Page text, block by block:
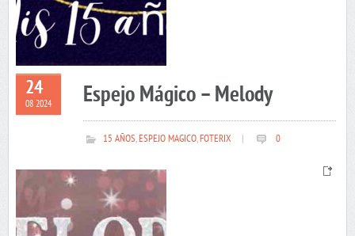
24
08 2024 Espejo Mágico – Melody
15 AÑOS,ESPEJO MAGICO,FOTERIX 0